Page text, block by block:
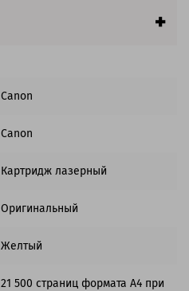
Canon
Canon
Картридж лазерный
Оригинальный
Желтый
21 500 страниц формата А4 при